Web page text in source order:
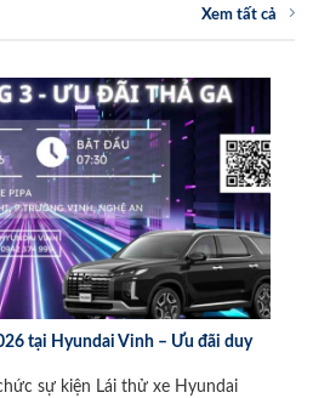
Xem tất cả
tại Hyundai Vinh – Ưu đãi duy
sự kiện Lái thử xe Hyundai